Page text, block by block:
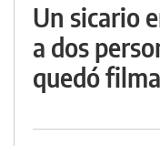
Un sicario
a dos
quedó